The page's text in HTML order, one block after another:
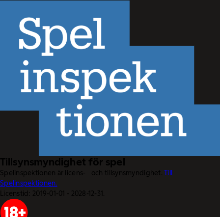
Tillsynsmyndighet för spel
Spelinspektionen är licens- och tillsynsmyndighet.Till
Spelinspektionen.
Licenstid: 2019-01-01 - 2028-12-31.